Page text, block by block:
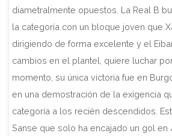
diametralmente opuestos. La Real B
la categoría con un bloque joven que
dirigiendo de forma excelente y el
cambios en el plantel, quiere luchar
momento, su única victoria fue en
en una demostración de la exigencia
categoría a los recién descendidos.
Sanse que solo ha encajado un gol en